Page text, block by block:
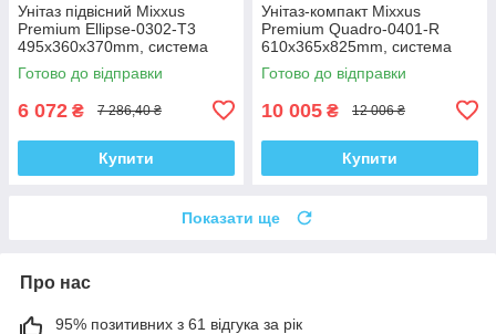
Унітаз підвісний Mixxus
Premium Ellipse-0302-T3
495x360x370mm, система
змиву Tornado 3.0 (MP6462)
Готово до відправки
6 072 ₴ 7 286,40 ₴
Купити
Унітаз-компакт Mixxus
Premium Quadro-0401-R
610x365x825mm, система
змиву RIMLESS (MP6457)
Готово до відправки
10 005 ₴ 12 006 ₴
Купити
Показати ще
Про нас
95% позитивних з 61 відгука за рік